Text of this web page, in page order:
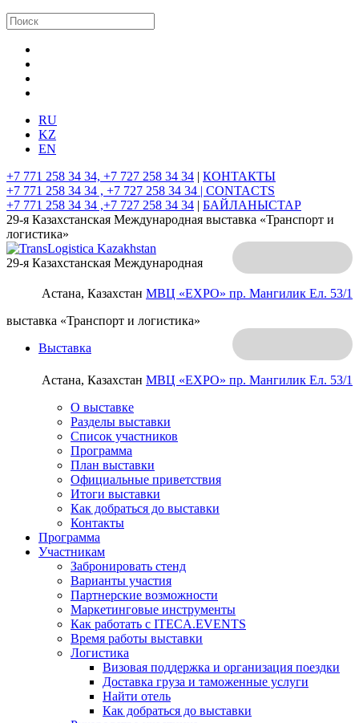
RU
KZ
EN
+7 771 258 34 34, +7 727 258 34 34 | КОНТАКТЫ
+7 771 258 34 34 , +7 727 258 34 34 | CONTACTS
+7 771 258 34 34 ,+7 727 258 34 34 | БАЙЛАНЫСТАР
29-я Казахстанская Международная выставка «Транспорт и
логистика»
Астана, Казахстан МВЦ «EXPO» пр. Мангилик Ел. 53/1
29-я Казахстанская Международная
выставка «Транспорт и логистика»
Астана, Казахстан МВЦ «EXPO» пр. Мангилик Ел. 53/1
Выставка
О выставке
Разделы выставки
Список участников
Программа
План выставки
Официальные приветствия
Итоги выставки
Как добраться до выставки
Контакты
Программа
Участникам
Забронировать стенд
Варианты участия
Партнерские возможности
Маркетинговые инструменты
Как работать с ITECA.EVENTS
Время работы выставки
Логистика
Визовая поддержка и организация поездки
Доставка груза и таможенные услуги
Найти отель
Как добраться до выставки